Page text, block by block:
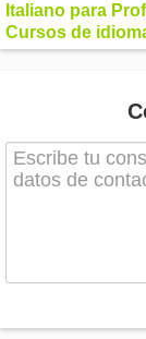
Italiano para
Cursos de